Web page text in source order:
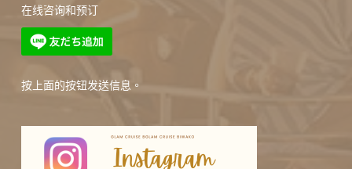
在线咨询和预订
按上面的按钮发送信息。